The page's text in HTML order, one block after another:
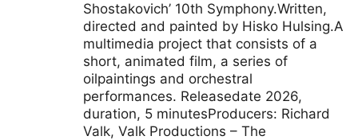
Shostakovich’ 10th Symphony.Written,
directed and painted by Hisko Hulsing.A
multimedia project that consists of a
short, animated film, a series of
oilpaintings and orchestral
performances. Releasedate 2026,
duration, 5 minutesProducers: Richard
Valk, Valk Productions – The